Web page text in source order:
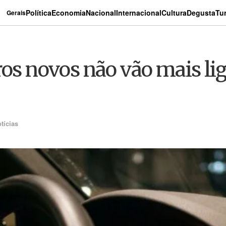
GeraisPolíticaEconomiaNacionalInternacionalCulturaDegusta
novos não vão mais